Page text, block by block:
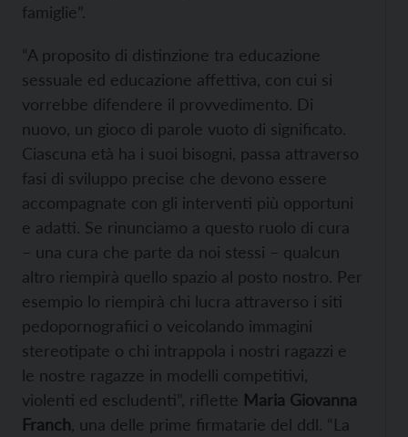
famiglie”.
“A proposito di distinzione tra educazione
sessuale ed educazione affettiva, con cui si
vorrebbe difendere il provvedimento. Di
nuovo, un gioco di parole vuoto di significato.
Ciascuna età ha i suoi bisogni, passa attraverso
fasi di sviluppo precise che devono essere
accompagnate con gli interventi più opportuni
e adatti. Se rinunciamo a questo ruolo di cura
– una cura che parte da noi stessi – qualcun
altro riempirà quello spazio al posto nostro. Per
esempio lo riempirà chi lucra attraverso i siti
pedopornografiici o veicolando immagini
stereotipate o chi intrappola i nostri ragazzi e
le nostre ragazze in modelli competitivi,
violenti ed escludenti”, riflette Maria Giovanna
Franch , una delle prime firmatarie del ddl. “La